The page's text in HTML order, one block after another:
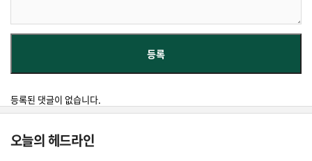
등록된 댓글이 없습니다.
오늘의 헤드라인